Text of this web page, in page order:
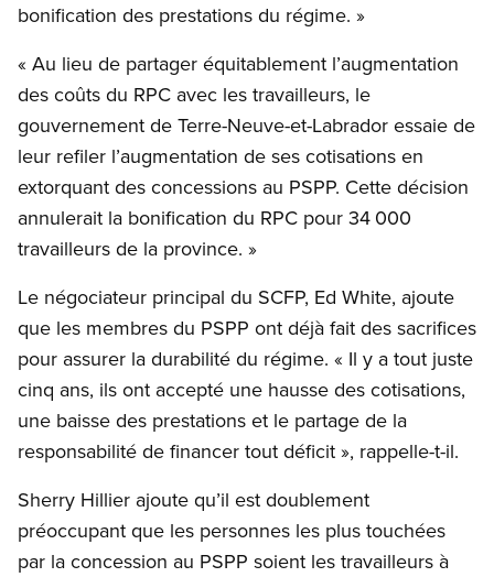
bonification des prestations du régime. »
« Au lieu de partager équitablement l’augmentation
des coûts du RPC avec les travailleurs, le
gouvernement de Terre-Neuve-et-Labrador essaie de
leur refiler l’augmentation de ses cotisations en
extorquant des concessions au PSPP. Cette décision
annulerait la bonification du RPC pour 34 000
travailleurs de la province. »
Le négociateur principal du SCFP, Ed White, ajoute
que les membres du PSPP ont déjà fait des sacrifices
pour assurer la durabilité du régime. « Il y a tout juste
cinq ans, ils ont accepté une hausse des cotisations,
une baisse des prestations et le partage de la
responsabilité de financer tout déficit », rappelle-t-il.
Sherry Hillier ajoute qu’il est doublement
préoccupant que les personnes les plus touchées
par la concession au PSPP soient les travailleurs à